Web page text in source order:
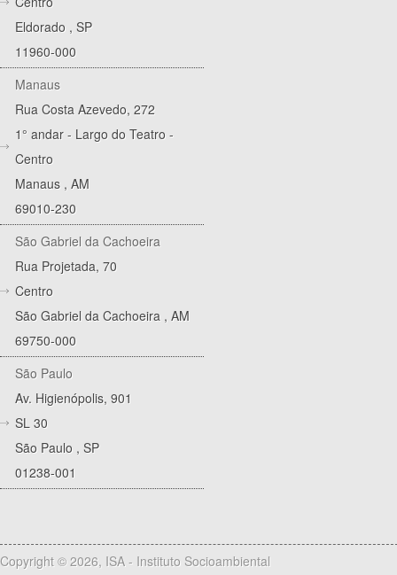
Eldorado , SP
11960-000
Manaus
Rua Costa Azevedo, 272
1° andar - Largo do Teatro -
Centro
Manaus , AM
69010-230
São Gabriel da Cachoeira
Rua Projetada, 70
Centro
São Gabriel da Cachoeira , AM
69750-000
São Paulo
Av. Higienópolis, 901
SL 30
São Paulo , SP
01238-001
Copyright © 2026, ISA - Instituto Socioambiental